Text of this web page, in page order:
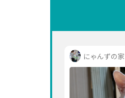
にゃんずの家